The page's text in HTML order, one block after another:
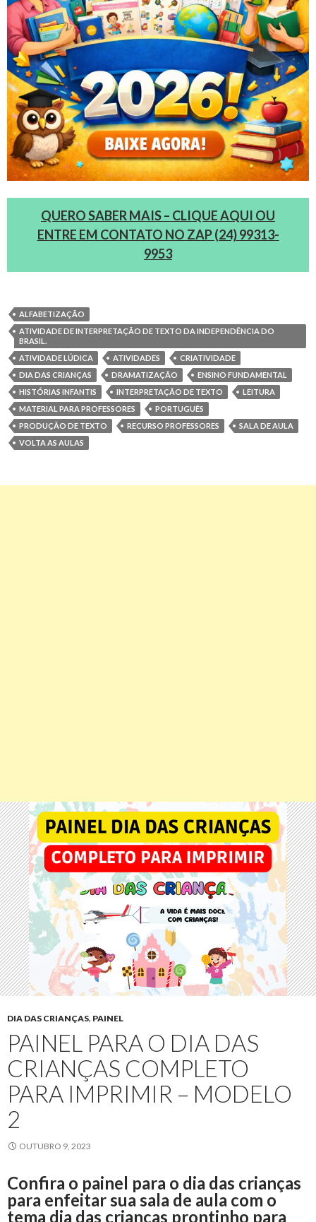
QUERO SABER MAIS – CLIQUE AQUI OU
ENTRE EM CONTATO NO ZAP (24) 99313-
9953
ALFABETIZAÇÃO
ATIVIDADE DE INTERPRETAÇÃO DE TEXTO DA INDEPENDÊNCIA DO
BRASIL.
ATIVIDADE LÚDICA
ATIVIDADES
CRIATIVIDADE
DIA DAS CRIANÇAS
DRAMATIZAÇÃO
ENSINO FUNDAMENTAL
HISTÓRIAS INFANTIS
INTERPRETAÇÃO DE TEXTO
LEITURA
MATERIAL PARA PROFESSORES
PORTUGUÊS
PRODUÇÃO DE TEXTO
RECURSO PROFESSORES
SALA DE AULA
VOLTA AS AULAS
DIA DAS CRIANÇAS, PAINEL
PAINEL PARA O DIA DAS
CRIANÇAS COMPLETO
PARA IMPRIMIR – MODELO
2
OUTUBRO 9, 2023
Confira o painel para o dia das crianças
para enfeitar sua sala de aula com o
tema dia das crianças prontinho para